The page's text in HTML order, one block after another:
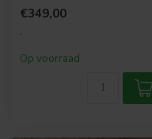
uitstra...
€349,00
.
Op voorraad